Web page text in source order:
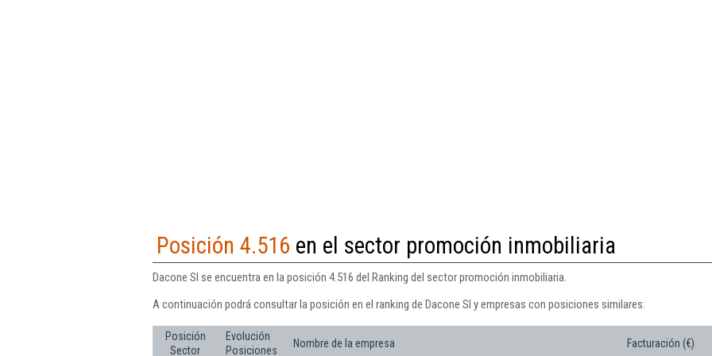
Posición 4.516 en el sector promoción inmobiliaria
Dacone Sl se encuentra en la posición 4.516 del Ranking del sector promoción inmobiliaria.
A continuación podrá consultar la posición en el ranking de Dacone Sl y empresas con posiciones similares:
Posición
Sector
Evolución
Posiciones
Nombre de la empresa Facturación (€)